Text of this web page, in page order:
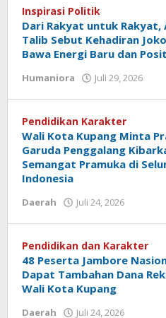
Inspirasi Politik
Dari Rakyat untuk Rakyat,
Talib Sebut Kehadiran
Bawa Energi Baru dan
Humaniora Juli 29, 2026
Pendidikan Karakter
Wali Kota Kupang Minta
Garuda Penggalang
Semangat Pramuka di
Indonesia
Daerah Juli 24, 2026
Pendidikan dan Karakter
48 Peserta Jambore
Dapat Tambahan Dana
Wali Kota Kupang
Daerah Juli 24, 2026